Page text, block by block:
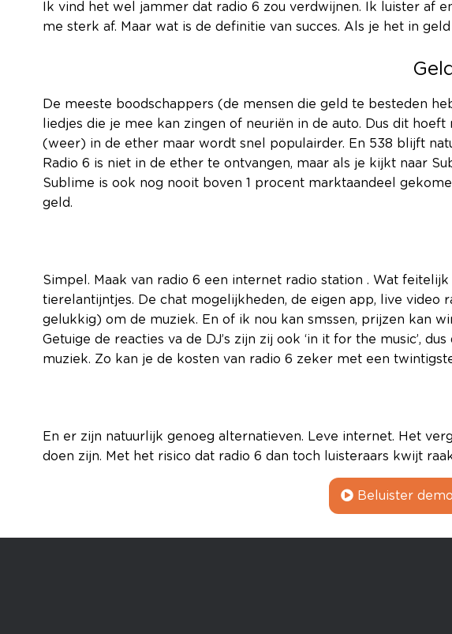
Ik vind het wel jammer dat radio 6 zou verdwijnen. Ik luister af
me sterk af. Maar wat is de definitie van succes. Als je het in
De meeste boodschappers (de mensen die geld te besteden
liedjes die je mee kan zingen of neuriën in de auto. Dus dit
(weer) in de ether maar wordt snel populairder. En 538 blijft
Radio 6 is niet in de ether te ontvangen, maar als je kijkt naar
Sublime is ook nog nooit boven 1 procent marktaandeel
geld.
Simpel. Maak van radio 6 een internet radio station . Wat
tierelantijntjes. De chat mogelijkheden, de eigen app, live
gelukkig) om de muziek. En of ik nou kan smssen, prijzen kan
Getuige de reacties va de DJ’s zijn zij ook ‘in it for the music’,
muziek. Zo kan je de kosten van radio 6 zeker met een
En er zijn natuurlijk genoeg alternatieven. Leve internet. Het
doen zijn. Met het risico dat radio 6 dan toch luisteraars kwijt
Beluister